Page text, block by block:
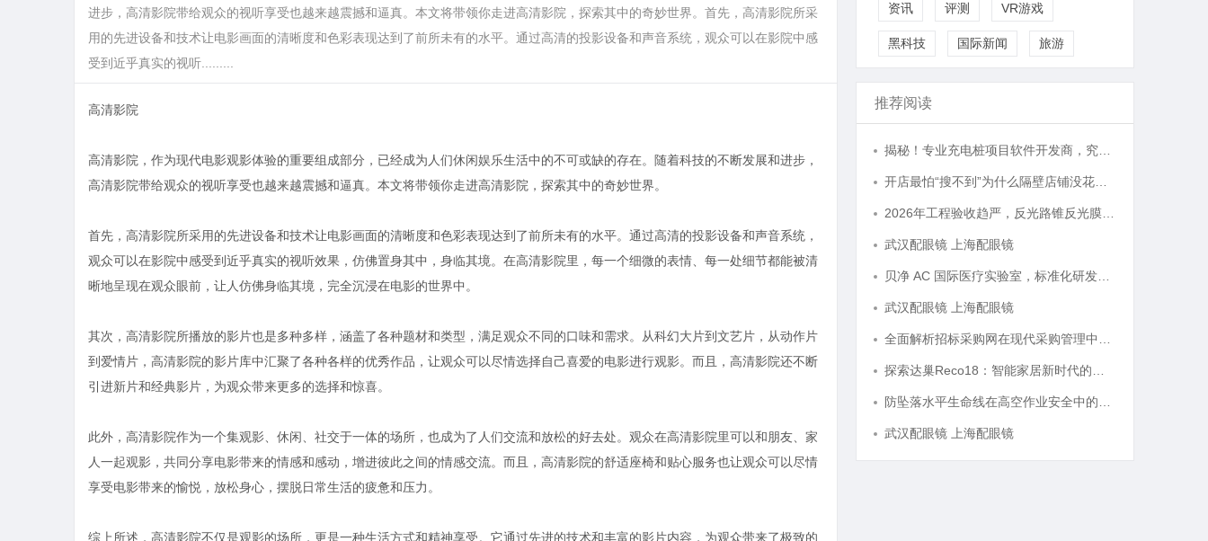
进步，高清影院带给观众的视听享受也越来越震撼和逼真。本文将带领你走进高清影院，探索其中的奇妙世界。首先，高清影院所采
用的先进设备和技术让电影画面的清晰度和色彩表现达到了前所未有的水平。通过高清的投影设备和声音系统，观众可以在影院中感
受到近乎真实的视听.........
高清影院
高清影院，作为现代电影观影体验的重要组成部分，已经成为人们休闲娱乐生活中的不可或缺的存在。随着科技的不断发展和进步，
高清影院带给观众的视听享受也越来越震撼和逼真。本文将带领你走进高清影院，探索其中的奇妙世界。
首先，高清影院所采用的先进设备和技术让电影画面的清晰度和色彩表现达到了前所未有的水平。通过高清的投影设备和声音系统，
观众可以在影院中感受到近乎真实的视听效果，仿佛置身其中，身临其境。在高清影院里，每一个细微的表情、每一处细节都能被清
晰地呈现在观众眼前，让人仿佛身临其境，完全沉浸在电影的世界中。
其次，高清影院所播放的影片也是多种多样，涵盖了各种题材和类型，满足观众不同的口味和需求。从科幻大片到文艺片，从动作片
到爱情片，高清影院的影片库中汇聚了各种各样的优秀作品，让观众可以尽情选择自己喜爱的电影进行观影。而且，高清影院还不断
引进新片和经典影片，为观众带来更多的选择和惊喜。
此外，高清影院作为一个集观影、休闲、社交于一体的场所，也成为了人们交流和放松的好去处。观众在高清影院里可以和朋友、家
人一起观影，共同分享电影带来的情感和感动，增进彼此之间的情感交流。而且，高清影院的舒适座椅和贴心服务也让观众可以尽情
享受电影带来的愉悦，放松身心，摆脱日常生活的疲惫和压力。
综上所述，高清影院不仅是观影的场所，更是一种生活方式和精神享受。它通过先进的技术和丰富的影片内容，为观众带来了极致的
资讯 评测 VR游戏
黑科技 国际新闻 旅游
推荐阅读
武汉配眼镜 上海配眼镜
武汉配眼镜 上海配眼镜
武汉配眼镜 上海配眼镜